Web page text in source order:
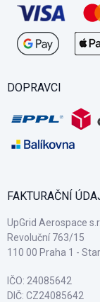
DOPRAVCI
FAKTURAČNÍ
UpGrid Aerospace
Revoluční 763/15
110 00 Praha 1 -
IČO: 24085642
DIČ: CZ24085642